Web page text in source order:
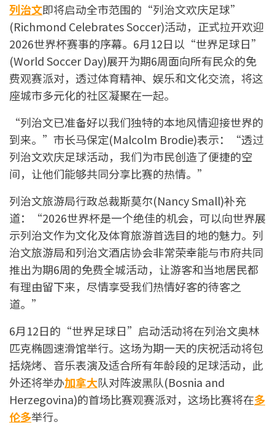
列治文即将启动全市范围的“列治文欢庆足球”
(Richmond Celebrates Soccer)活动，正式拉开欢迎
2026世界杯赛事的序幕。6月12日以“世界足球日”
(World Soccer Day)展开为期6周面向所有民众的免
费观赛派对，透过体育精神、娱乐和文化交流，将这
座城市多元化的社区凝聚在一起。
“列治文已准备好以我们独特的本地风情迎接世界的
到来。”市长马保定(Malcolm Brodie)表示：“透过
列治文欢庆足球活动，我们为市民创造了便捷的空
间，让他们能够共同分享比赛的热情。”
列治文旅游局行政总裁斯莫尔(Nancy Small)补充
道：“2026世界杯是一个绝佳的机会，可以向世界展
示列治文作为文化及体育旅游首选目的地的魅力。列
治文旅游局和列治文酒店协会非常荣幸能与市府共同
推出为期6周的免费全城活动，让游客和当地居民都
有理由留下来，尽情享受我们热情好客的待客之
道。”
6月12日的“世界足球日”启动活动将在列治文奥林
匹克椭圆速滑馆举行。这场为期一天的庆祝活动将包
括烧烤、音乐表演及适合所有年龄段的足球活动，此
外还将举办加拿大队对阵波黑队(Bosnia and
Herzegovina)的首场比赛观赛派对，这场比赛将在多
伦多举行。